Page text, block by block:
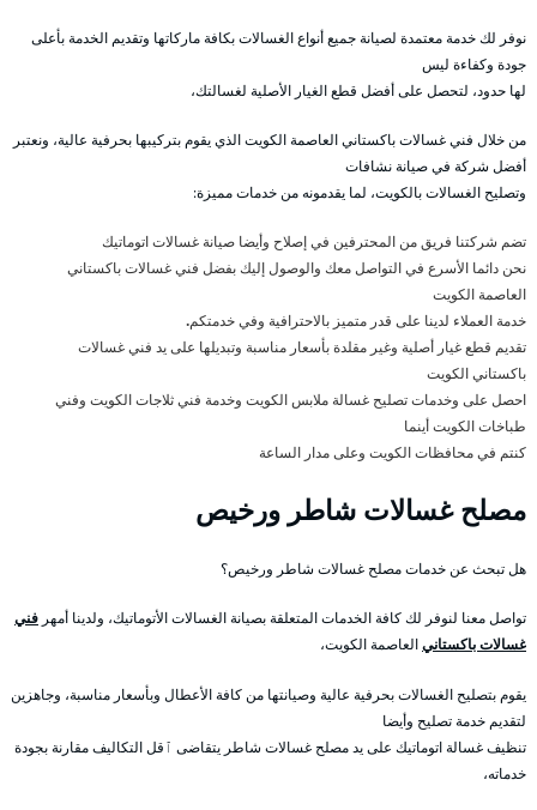
نوفر لك خدمة معتمدة لصيانة جميع أنواع الغسالات بكافة ماركاتها وتقديم الخدمة بأعلى
جودة وكفاءة ليس
لها حدود، لتحصل على أفضل قطع الغيار الأصلية لغسالتك،
من خلال فني غسالات باكستاني العاصمة الكويت الذي يقوم بتركيبها بحرفية عالية، ونعتبر
أفضل شركة في صيانة نشافات
وتصليح الغسالات بالكويت، لما يقدمونه من خدمات مميزة:
تضم شركتنا فريق من المحترفين في إصلاح وأيضا صيانة غسالات اتوماتيك
نحن دائما الأسرع في التواصل معك والوصول إليك بفضل فني غسالات باكستاني
العاصمة الكويت
خدمة العملاء لدينا على قدر متميز بالاحترافية وفي خدمتكم.
تقديم قطع غيار أصلية وغير مقلدة بأسعار مناسبة وتبديلها على يد فني غسالات
باكستاني الكويت
احصل على وخدمات تصليح غسالة ملابس الكويت وخدمة فني ثلاجات الكويت وفني
طباخات الكويت أينما
كنتم في محافظات الكويت وعلى مدار الساعة
مصلح غسالات شاطر ورخيص
هل تبحث عن خدمات مصلح غسالات شاطر ورخيص؟
تواصل معنا لنوفر لك كافة الخدمات المتعلقة بصيانة الغسالات الأتوماتيك، ولدينا أمهر فني
غسالات باكستانيالعاصمة الكويت،
يقوم بتصليح الغسالات بحرفية عالية وصيانتها من كافة الأعطال وبأسعار مناسبة، وجاهزين
لتقديم خدمة تصليح وأيضا
تنظيف غسالة اتوماتيك على يد مصلح غسالات شاطر يتقاضى ٱقل التكاليف مقارنة بجودة
خدماته،